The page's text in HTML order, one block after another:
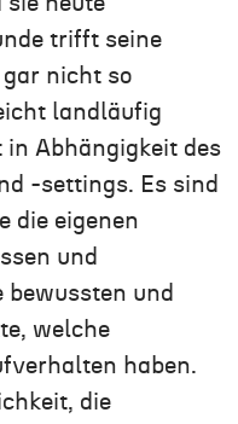
trifft seine
nicht so
landläufig
Abhängigkeit des
-settings. Es sind
die eigenen
und
bewussten und
welche
haben.
die